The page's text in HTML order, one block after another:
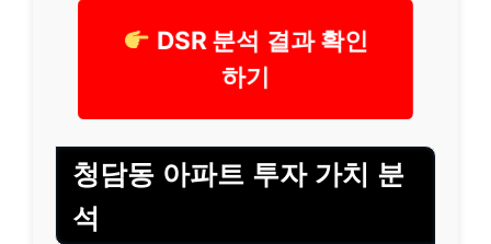
DSR 분석 결과 확인
하기
청담동 아파트 투자 가치 분
석